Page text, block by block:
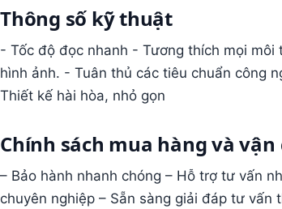
Thông số kỹ thuật
- Tốc độ đọc nhanh - Tương thích mọi
hình ảnh. - Tuân thủ các tiêu chuẩn công
Thiết kế hài hòa, nhỏ gọn
Chính sách mua hàng và vận
– Bảo hành nhanh chóng – Hỗ trợ tư vấn
chuyên nghiệp – Sẵn sàng giải đáp tư